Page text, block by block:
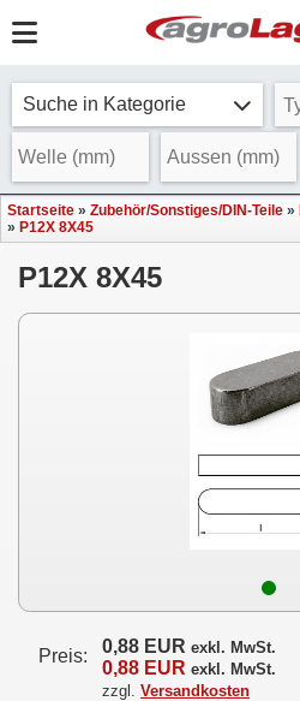
Suche in Kategorie
Startseite » Zubehör/Sonstiges/DIN-Teile »
» P12X 8X45
P12X 8X45
Preis: 0,88 EUR exkl. MwSt.
0,88 EUR exkl. MwSt.
zzgl. Versandkosten